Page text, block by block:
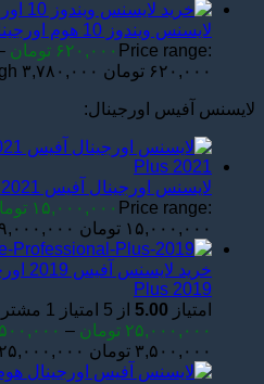
لایسنس ویندوز 10 هوم اورجینال-Windows 10 Home
۶۲۰,۰۰۰ تومان
Price range:
۶۲۰,۰۰۰ تومان through ۳,۷۸۰,۰۰۰ تومان
لایسنس آفیس اورجینال:
لایسنس اورجینال آفیس Office Professional Plus 2021
۱۵,۰۰۰,۰۰۰ Price range:
۱۵,۰۰۰,۰۰۰ تومان through ۲۹,۰۰۰,۰۰۰ تومان
Plus 2019
امتیاز 5.00 از 5 امتیاز 1
۲۵,۰۰۰,۰۰۰ تومان –
۳,۵۰۰,۰۰۰ تومان through ۲۵,۰۰۰,۰۰۰ تومان